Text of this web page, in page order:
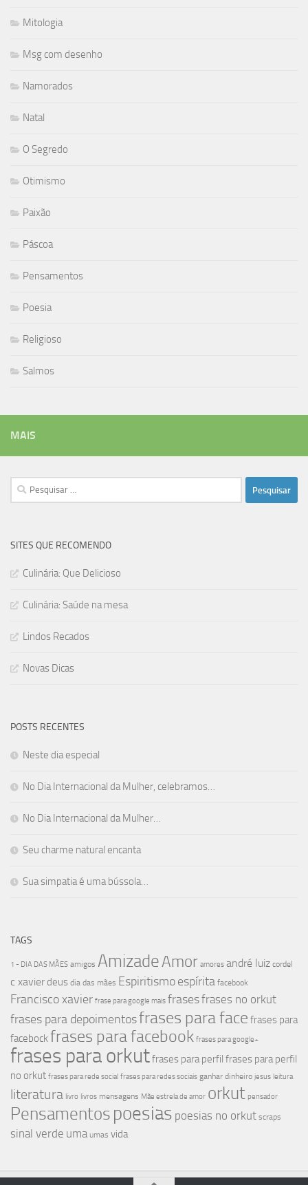
Mitologia
Msg com desenho
Namorados
Natal
O Segredo
Otimismo
Paixão
Páscoa
Pensamentos
Poesia
Religioso
Salmos
MAIS
Pesquisar
por:
SITES QUE RECOMENDO
Culinária: Que Delicioso
Culinária: Saúde na mesa
Lindos Recados
Novas Dicas
POSTS RECENTES
Neste dia especial
No Dia Internacional da Mulher, celebramos…
No Dia Internacional da Mulher…
Seu charme natural encanta
Sua simpatia é uma bússola…
TAGS
1 - DIA DAS MÃES amigos AmizadeAmor amores andré luiz cordel
c xavier deus dia das mães Espiritismoespírita facebook
Francisco xavier frase para google mais frasesfrases no orkut
frases para depoimentosfrases para face frases para
facebockfrases para facebook frases para google+
frases para orkutfrases para perfil frases para perfil
no orkut frases para rede social frases para redes sociais ganhar dinheiro jesus leitura
literatura livro livros mensagens Mãe estrela de amor orkut pensador
Pensamentospoesias poesias no orkut scraps
sinal verde uma umas vida